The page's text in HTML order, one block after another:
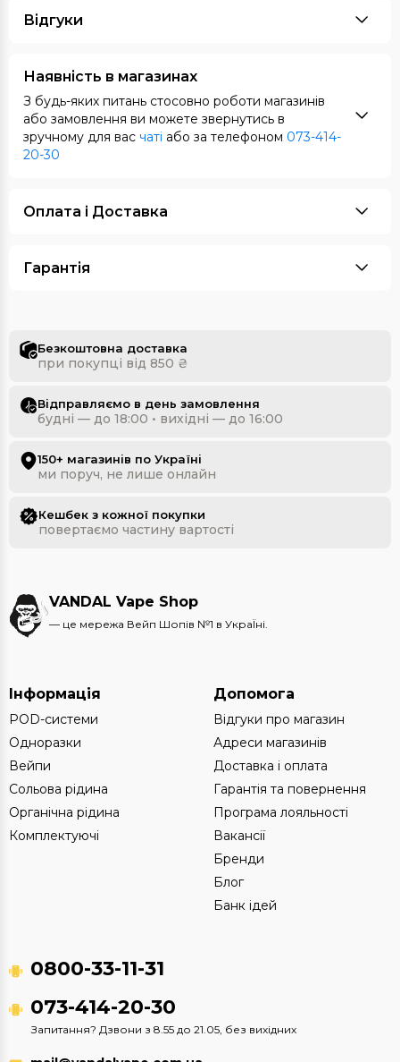
Відгуки
Наявність в магазинах
З будь-яких питань стосовно роботи магазинів
або замовлення ви можете звернутись в
зручному для вас чаті або за телефоном 073-414-
20-30
Оплата i Доставка
Гарантія
Безкоштовна доставка
при покупці від 850 ₴
Відправляємо в день замовлення
будні — до 18:00 • вихідні — до 16:00
150+ магазинів по Україні
ми поруч, не лише онлайн
Кешбек з кожної покупки
повертаємо частину вартості
VANDAL Vape Shop
— це мережа Вейп Шопів №1 в УкраЇні.
Інформація
POD-системи
Одноразки
Вейпи
Сольова рідина
Органічна рідина
Комплектуючі
Допомога
Відгуки про магазин
Адреси магазинів
Доставка і оплата
Гарантія та повернення
Програма лояльності
Вакансії
Бренди
Блог
Банк ідей
0800-33-11-31
073-414-20-30
Запитання? Дзвони з 8.55 до 21.05, без вихідних